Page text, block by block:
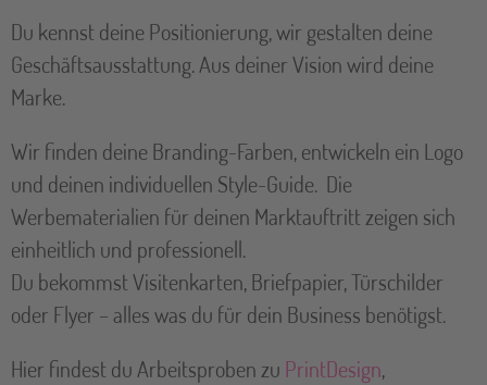
Du kennst deine Positionierung, wir gestalten deine
Geschäftsausstattung. Aus deiner Vision wird deine
Marke.
Wir finden deine Branding-Farben, entwickeln ein Logo
und deinen individuellen Style-Guide. Die
Werbematerialien für deinen Marktauftritt zeigen sich
einheitlich und professionell.
Du bekommst Visitenkarten, Briefpapier, Türschilder
oder Flyer – alles was du für dein Business benötigst.
Hier findest du Arbeitsproben zu PrintDesign,